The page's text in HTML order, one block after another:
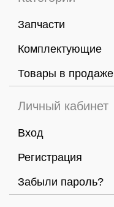
Запчасти
Комплектующие
Товары в продаже
Личный кабинет
Вход
Регистрация
Забыли пароль?